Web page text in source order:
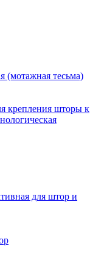
(мотажная тесьма)
крепления шторы к
для штор и